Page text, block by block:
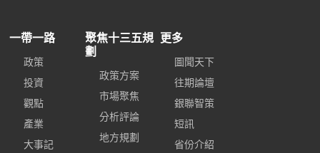
一帶一路
政策
投資
觀點
產業
大事記
聚焦十三五規
劃
政策方案
市場聚焦
分析評論
地方規劃
更多
圖聞天下
往期論壇
銀聯智策
短訊
省份介紹